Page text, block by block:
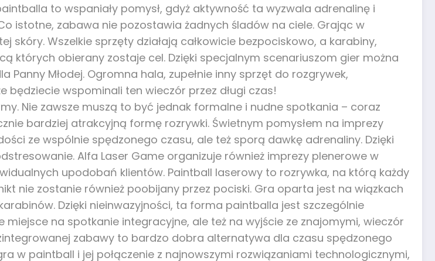
to wspaniały pomysł, gdyż aktywność ta wyzwala adrenalinę i
istotne, zabawa nie pozostawia żadnych śladów na ciele. Grając w
Wszelkie sprzęty działają całkowicie bezpociskowo, a karabiny,
których obierany zostaje cel. Dzięki specjalnym scenariuszom gier można
Młodej. Ogromna hala, zupełnie inny sprzęt do rozgrywek,
wspominali ten wieczór przez długi czas!
Nie zawsze muszą to być jednak formalne i nudne spotkania – coraz
bardziej atrakcyjną formę rozrywki. Świetnym pomysłem na imprezy
ze wspólnie spędzonego czasu, ale też sporą dawkę adrenaliny. Dzięki
Alfa Laser Game organizuje również imprezy plenerowe w
upodobań klientów. Paintball laserowy to rozrywka, na którą każdy
nie zostanie również poobijany przez pociski. Gra oparta jest na wiązkach
Dzięki nieinwazyjności, ta forma paintballa jest szczególnie
na spotkanie integracyjne, ale też na wyjście ze znajomymi, wieczór
zabawy to bardzo dobra alternatywa dla czasu spędzonego
w paintball i jej połączenie z najnowszymi rozwiązaniami technologicznymi,